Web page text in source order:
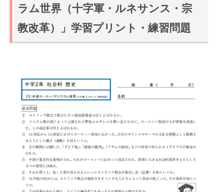
ラム世界（十字軍・ルネサンス・宗
教改革）」学習プリント・練習問題